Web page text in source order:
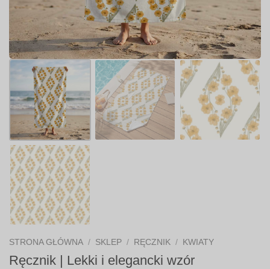
STRONA GŁÓWNA / SKLEP / RĘCZNIK / KWIATY
Ręcznik | Lekki i elegancki wzór